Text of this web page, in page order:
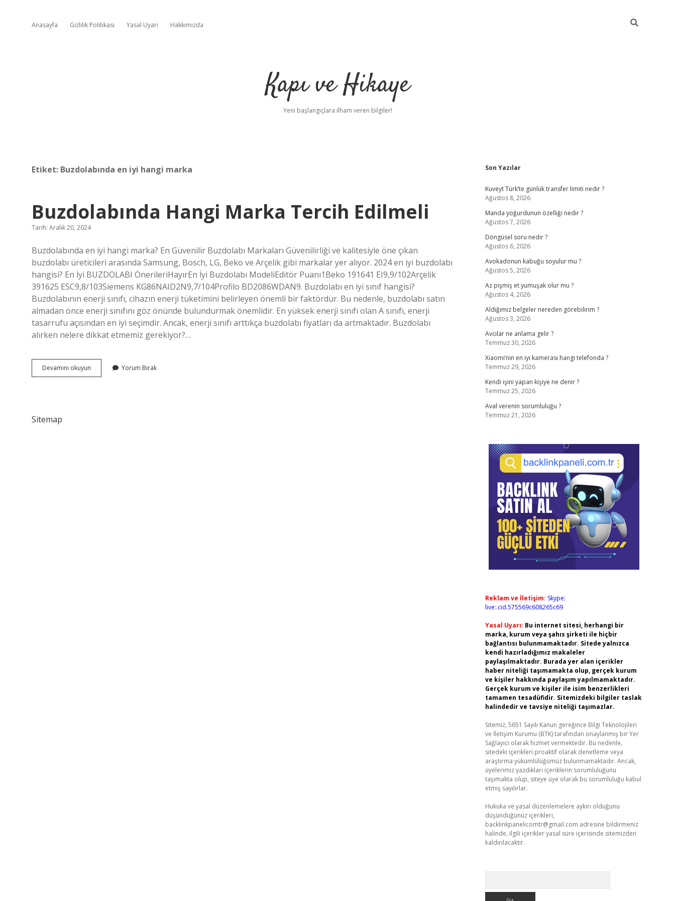
Anasayfa Gizlilik Politikası Yasal Uyarı Hakkımızda
Kapı ve Hikaye
Yeni başlangıçlara ilham veren bilgiler!
Etiket: Buzdolabında en iyi hangi marka
Buzdolabında Hangi Marka Tercih Edilmeli
Tarih: Aralık 20, 2024
Buzdolabında en iyi hangi marka? En Güvenilir Buzdolabı Markaları Güvenilirliği ve kalitesiyle öne çıkan
buzdolabı üreticileri arasında Samsung, Bosch, LG, Beko ve Arçelik gibi markalar yer alıyor. 2024 en iyi buzdolabı
hangisi? En İyi BUZDOLABI ÖnerileriHayırEn İyi Buzdolabı ModeliEditör Puanı1Beko 191641 EI9,9/102Arçelik
391625 ESC9,8/103Siemens KG86NAID2N9,7/104Profilo BD2086WDAN9. Buzdolabı en iyi sınıf hangisi?
Buzdolabının enerji sınıfı, cihazın enerji tüketimini belirleyen önemli bir faktördür. Bu nedenle, buzdolabı satın
almadan önce enerji sınıfını göz önünde bulundurmak önemlidir. En yüksek enerji sınıfı olan A sınıfı, enerji
tasarrufu açısından en iyi seçimdir. Ancak, enerji sınıfı arttıkça buzdolabı fiyatları da artmaktadır. Buzdolabı
alırken nelere dikkat etmemiz gerekiyor?…
Devamını okuyun Buzdolabında
Hangi
Yorum Bırak
Sitemap
Sidebar
Son Yazılar
Kuveyt Türk’te günlük transfer limiti nedir ?
Ağustos 8, 2026
Manda yoğurdunun özelliği nedir ?
Ağustos 7, 2026
Döngüsel soru nedir ?
Ağustos 6, 2026
Avokadonun kabuğu soyulur mu ?
Ağustos 5, 2026
Az pişmiş et yumuşak olur mu ?
Ağustos 4, 2026
Aldığımız belgeler nereden görebilirim ?
Ağustos 3, 2026
Avcılar ne anlama gelir ?
Temmuz 30, 2026
Xiaomi’nin en iyi kamerası hangi telefonda ?
Temmuz 29, 2026
Kendi işini yapan kişiye ne denir ?
Temmuz 25, 2026
Aval verenin sorumluluğu ?
Temmuz 21, 2026
Reklam ve İletişim: Skype:
live:.cid.575569c608265c69
Yasal Uyarı: Bu internet sitesi, herhangi bir
marka, kurum veya şahıs şirketi ile hiçbir
bağlantısı bulunmamaktadır. Sitede yalnızca
kendi hazırladığımız makaleler
paylaşılmaktadır. Burada yer alan içerikler
haber niteliği taşımamakta olup, gerçek kurum
ve kişiler hakkında paylaşım yapılmamaktadır.
Gerçek kurum ve kişiler ile isim benzerlikleri
tamamen tesadüfidir. Sitemizdeki bilgiler taslak
halindedir ve tavsiye niteliği taşımazlar.
Sitemiz, 5651 Sayılı Kanun gereğince Bilgi Teknolojileri
ve İletişim Kurumu (BTK) tarafından onaylanmış bir Yer
Sağlayıcı olarak hizmet vermektedir. Bu nedenle,
sitedeki içerikleri proaktif olarak denetleme veya
araştırma yükümlülüğümüz bulunmamaktadır. Ancak,
üyelerimiz yazdıkları içeriklerin sorumluluğunu
taşımakta olup, siteye üye olarak bu sorumluluğu kabul
etmiş sayılırlar.
Hukuka ve yasal düzenlemelere aykırı olduğunu
düşündüğünüz içerikleri,
backlinkpanelicomtr@gmail.com adresine bildirmeniz
halinde, ilgili içerikler yasal süre içerisinde sitemizden
kaldırılacaktır.